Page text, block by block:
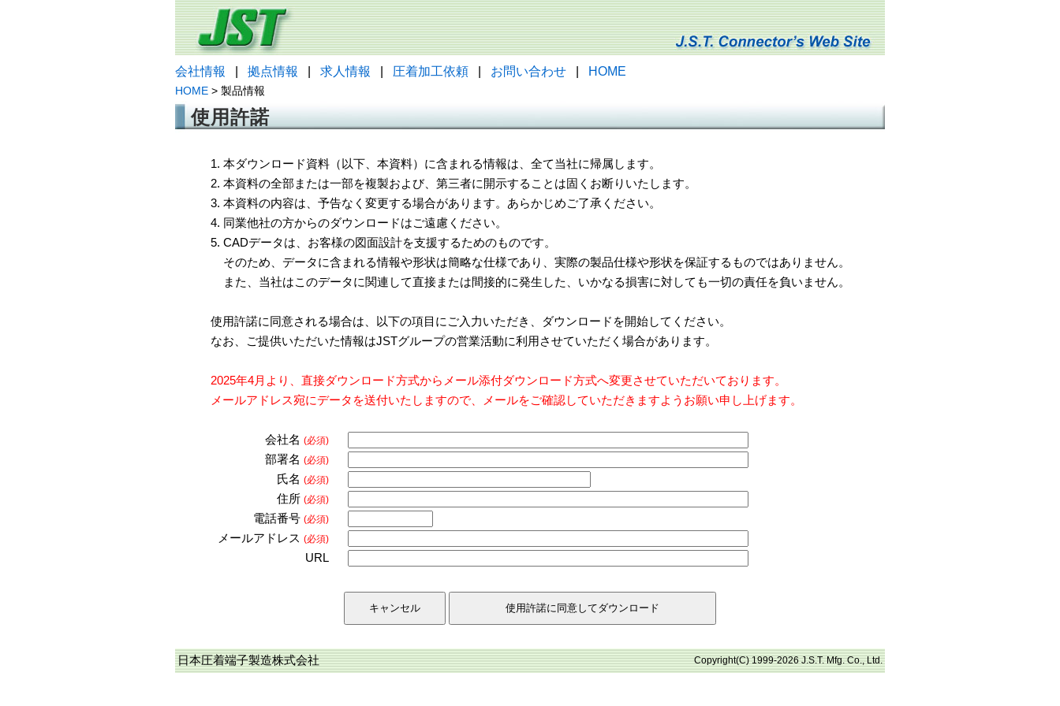
会社情報 拠点情報 求人情報 圧着加工依頼 お問い合わせ HOME
HOME > 製品情報
使用許諾
1. 本ダウンロード資料（以下、本資料）に含まれる情報は、全て当社に帰属します。
2. 本資料の全部または一部を複製および、第三者に開示することは固くお断りいたします。
3. 本資料の内容は、予告なく変更する場合があります。あらかじめご了承ください。
4. 同業他社の方からのダウンロードはご遠慮ください。
5. CADデータは、お客様の図面設計を支援するためのものです。
そのため、データに含まれる情報や形状は簡略な仕様であり、実際の製品仕様や形状を保証するものではありません。
また、当社はこのデータに関連して直接または間接的に発生した、いかなる損害に対しても一切の責任を負いません。
使用許諾に同意される場合は、以下の項目にご入力いただき、ダウンロードを開始してください。
なお、ご提供いただいた情報はJSTグループの営業活動に利用させていただく場合があります。
2025年4月より、直接ダウンロード方式からメール添付ダウンロード方式へ変更させていただいております。
メールアドレス宛にデータを送付いたしますので、メールをご確認していただきますようお願い申し上げます。
会社名 (必須)
部署名 (必須)
氏名 (必須)
住所 (必須)
電話番号 (必須)
メールアドレス (必須)
URL
日本圧着端子製造株式会社 Copyright(C) 1999-2026 J.S.T. Mfg. Co., Ltd.